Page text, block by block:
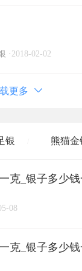
· 2018-02-02
更多
银 熊猫金
长城币 / 老
亚一金店
克_银子多少
08
克_银子多少